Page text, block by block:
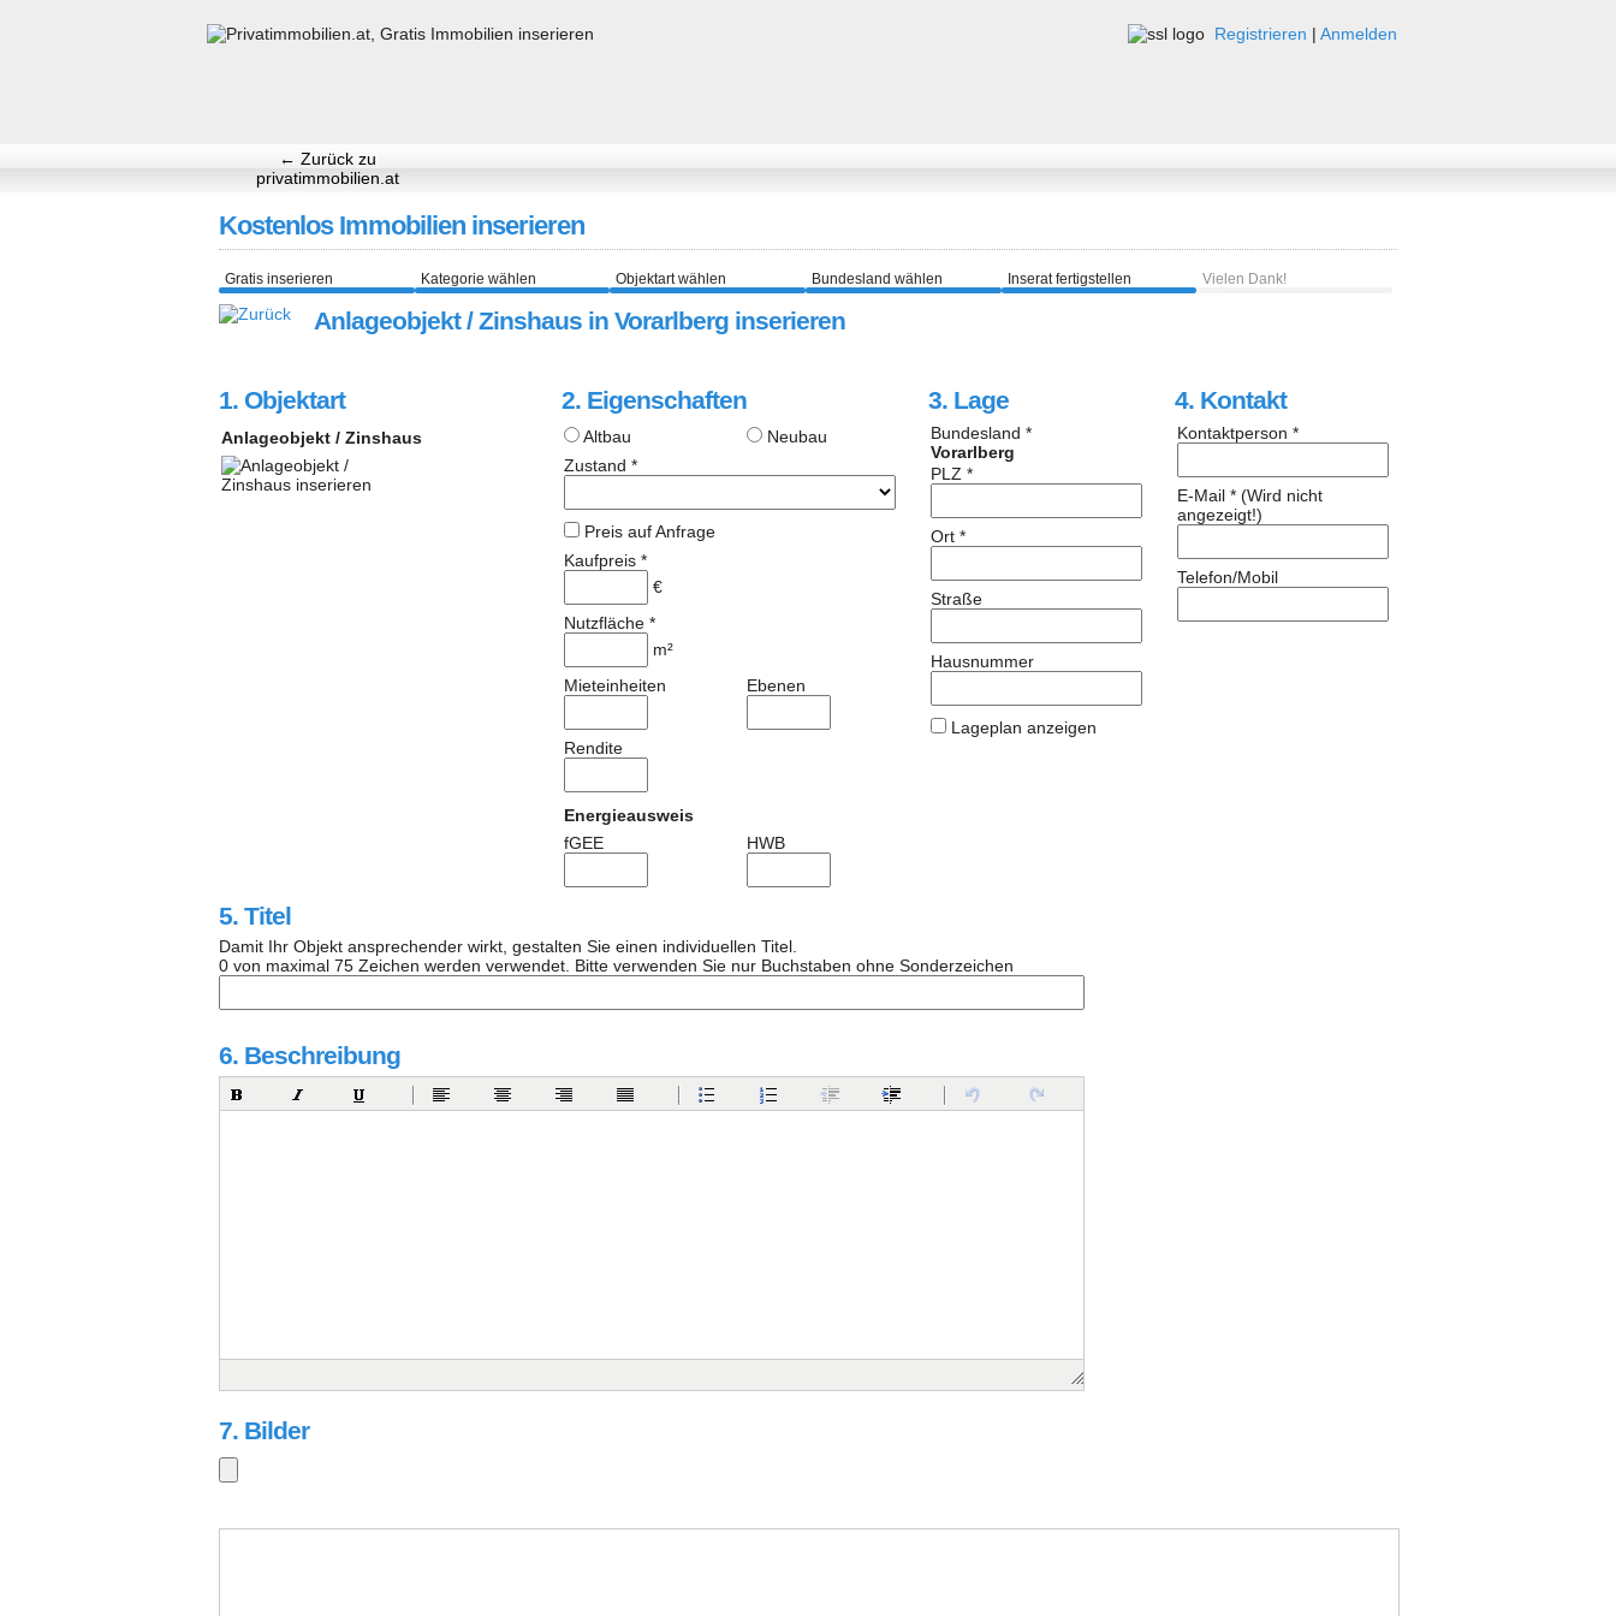
Registrieren | Anmelden
← Zurück zu
privatimmobilien.at
Kostenlos Immobilien inserieren
Gratis inserieren Kategorie wählen Objektart wählen Bundesland wählen Inserat fertigstellen Vielen Dank!
Anlageobjekt / Zinshaus in Vorarlberg inserieren
1. Objektart
Anlageobjekt / Zinshaus
2. Eigenschaften
Altbau
Neubau
Zustand *
Preis auf Anfrage
Kaufpreis *
€
Nutzfläche *
m²
Mieteinheiten
Ebenen
Rendite
Energieausweis
fGEE
HWB
3. Lage
Bundesland *
Vorarlberg
PLZ *
Ort *
Straße
Hausnummer
Lageplan anzeigen
4. Kontakt
Kontaktperson *
E-Mail * (Wird nicht
angezeigt!)
Telefon/Mobil
5. Titel
Damit Ihr Objekt ansprechender wirkt, gestalten Sie einen individuellen Titel.
0 von maximal 75 Zeichen werden verwendet. Bitte verwenden Sie nur Buchstaben ohne Sonderzeichen
6. Beschreibung
7. Bilder